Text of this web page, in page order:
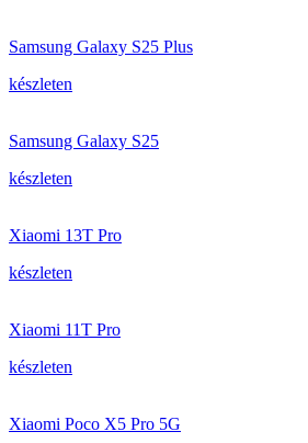
Samsung Galaxy S25 Plus
készleten
Samsung Galaxy S25
készleten
Xiaomi 13T Pro
készleten
Xiaomi 11T Pro
készleten
Xiaomi Poco X5 Pro 5G